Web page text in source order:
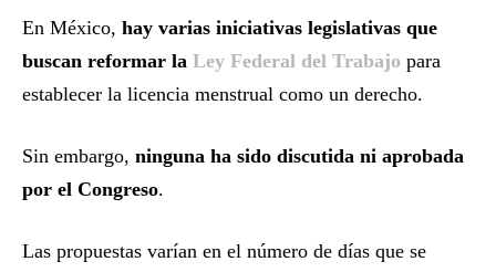
En México, hay varias iniciativas legislativas que
buscan reformar la Ley Federal del Trabajo para
establecer la licencia menstrual como un derecho.
Sin embargo, ninguna ha sido discutida ni aprobada
por el Congreso.
Las propuestas varían en el número de días que se